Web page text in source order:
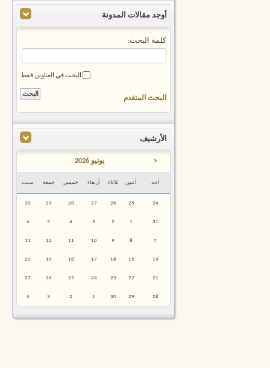
أوجد مقالات المدونة
كلمة البحث:
البحث في العناوين فقط
البحث المتقدم
الأرشيف
< يونيو 2026
أحد أثنين ثلاثاء أربعاء خميس جمعة سبت
24
25
26
27
28
29
30
31
1
2
3
4
5
6
7
8
9
10
11
12
13
14
15
16
17
18
19
20
21
22
23
24
25
26
27
28
29
30
1
2
3
4